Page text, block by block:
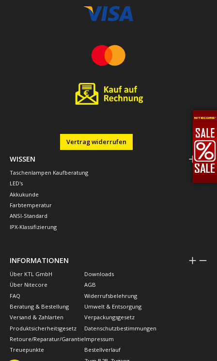
Vertrag widerrufen
WISSEN
Taschenlampen Kaufberatung
LED's
Akkukunde
Farbtemperatur
ANSI-Standard
IPX-Klassifizierung
INFORMATIONEN
Über KTL GmbH
Über Nitecore
FAQ
Beratung & Bestellung
Versand & Zahlarten
Produktsicherheitsgesetz
Retoure/Reparatur/Garantie
Treuepunkte
Downloads
AGB
Widerrufsbelehrung
Umwelt & Entsorgung
Verpackungsgesetz
Datenschutzbestimmungen
Impressum
Bestellverlauf